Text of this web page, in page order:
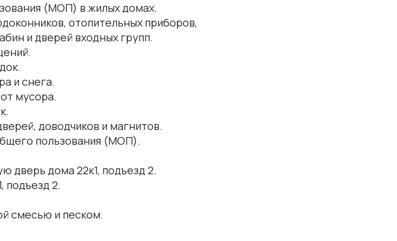
(МОП) в жилых домах.
отопительных приборов,
и дверей входных групп.
и снега.
мусора.
доводчиков и магнитов.
пользования (МОП).
дверь дома 22к1, подъезд 2.
подъезд 2.
смесью и песком.